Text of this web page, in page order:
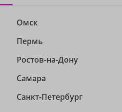
Омск
Пермь
Ростов-на-Дону
Самара
Санкт-Петербург